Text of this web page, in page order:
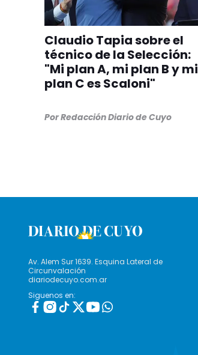
Claudio Tapia sobre el
técnico de la Selección:
"Mi plan A, mi plan B y mi
plan C es Scaloni"
PorRedacción Diario de Cuyo
Av. Alem Sur 1639. Esquina Lateral de
Circunvalación
diariodecuyo.com.ar
Siguenos en: